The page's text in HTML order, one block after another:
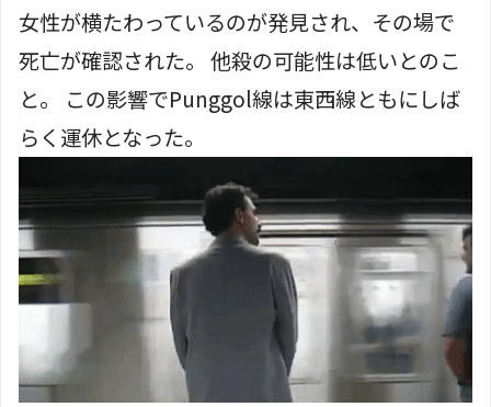
女性が横たわっているのが発見され、その場で
死亡が確認された。 他殺の可能性は低いとのこ
と。 この影響でPunggol線は東西線ともにしば
らく運休となった。